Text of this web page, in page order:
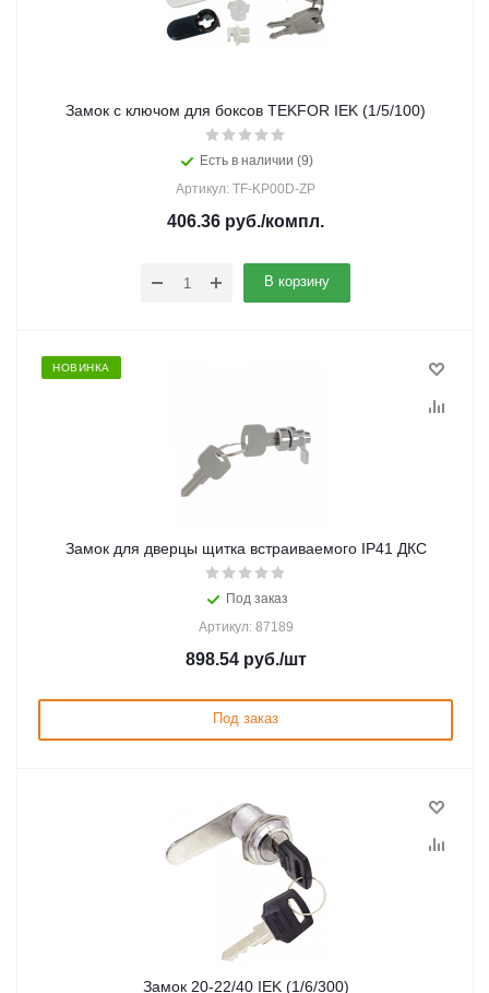
Замок с ключом для боксов TEKFOR IEK (1/5/100)
Есть в наличии (9)
Артикул: TF-KP00D-ZP
406.36 руб./компл.
В корзину
НОВИНКА
Замок для дверцы щитка встраиваемого IP41 ДКС
Под заказ
Артикул: 87189
898.54руб./шт
Под заказ
Замок 20-22/40 IEK (1/6/300)